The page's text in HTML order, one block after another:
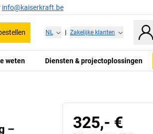
info@kaiserkraft.be
NL Zakelijke klanten
weten Diensten & projectoplossingen
–
Dubbele haken met labelveld
325,- €